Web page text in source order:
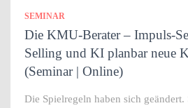
SEMINAR
Die KMU-Berater – Impuls-
Selling und KI planbar neue
(Seminar | Online)
Die Spielregeln haben sich geändert.